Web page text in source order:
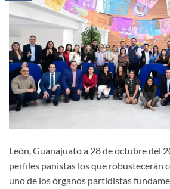
León, Guanajuato a 28 de octubre del
perfiles panistas los que robustecerán
uno de los órganos partidistas